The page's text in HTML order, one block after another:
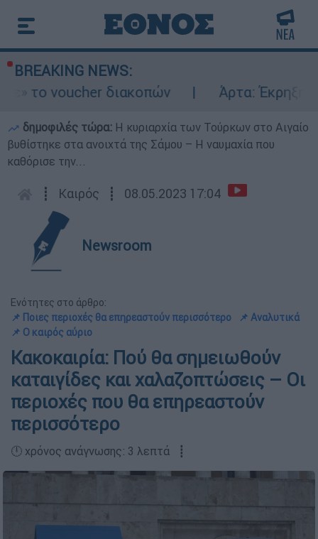
BREAKING NEWS:
διακοπών
Άρτα: Έκρηξη και
δημοφιλές τώρα: Η κυριαρχία των Τούρκων στο Αιγαίο
βυθίστηκε στα ανοιχτά της Σάμου – Η ναυμαχία που
καθόρισε την...
┋ Καιρός ┋ 08.05.2023 17:04
Newsroom
Ενότητες στο άρθρο:
📌 Ποιες περιοχές θα επηρεαστούν περισσότερο
📌 Αναλυτικά
📌 Ο καιρός αύριο
Κακοκαιρία: Πού θα σημειωθούν
καταιγίδες και χαλαζοπτώσεις – Οι
περιοχές που θα επηρεαστούν
περισσότερο
🕛 χρόνος ανάγνωσης: 3 λεπτά ┋